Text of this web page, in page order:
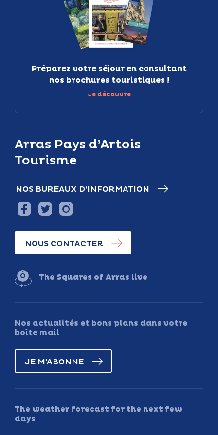
Arras Pays d’Artois
Tourisme
NOS BUREAUX D’INFORMATION
NOUS CONTACTER
The Squares of Arras live
Nos actualités et bons plans dans votre
boîte mail
JE M'ABONNE
The weather forecast for the next few
days
Préparez votre séjour en consultant
nos brochures touristiques !
Je découvre